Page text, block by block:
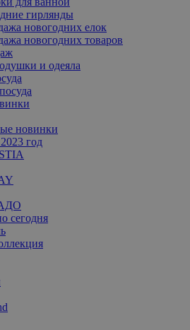
гирлянды
новогодних елок
новогодних товаров
и одеяла
новинки
год
сегодня